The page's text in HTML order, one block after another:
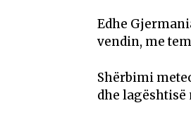
Edhe
vendin, me
Shërbimi
dhe